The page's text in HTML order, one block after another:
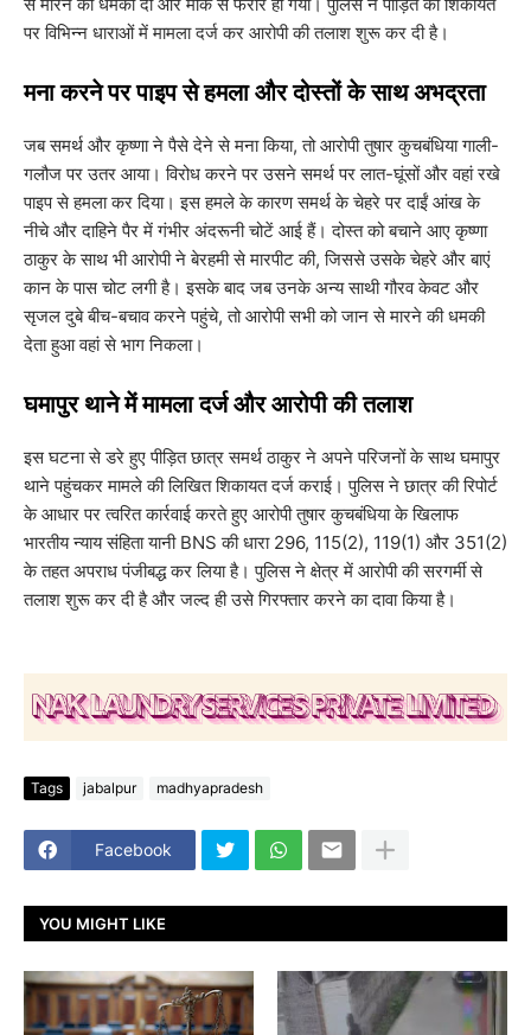
से मारने की धमकी दी और मौके से फरार हो गया। पुलिस ने पीड़ित की शिकायत
पर विभिन्न धाराओं में मामला दर्ज कर आरोपी की तलाश शुरू कर दी है।
​मना करने पर पाइप से हमला और दोस्तों के साथ अभद्रता
​जब समर्थ और कृष्णा ने पैसे देने से मना किया, तो आरोपी तुषार कुचबंधिया गाली-
गलौज पर उतर आया। विरोध करने पर उसने समर्थ पर लात-घूंसों और वहां रखे
पाइप से हमला कर दिया। इस हमले के कारण समर्थ के चेहरे पर दाईं आंख के
नीचे और दाहिने पैर में गंभीर अंदरूनी चोटें आई हैं। दोस्त को बचाने आए कृष्णा
ठाकुर के साथ भी आरोपी ने बेरहमी से मारपीट की, जिससे उसके चेहरे और बाएं
कान के पास चोट लगी है। इसके बाद जब उनके अन्य साथी गौरव केवट और
सृजल दुबे बीच-बचाव करने पहुंचे, तो आरोपी सभी को जान से मारने की धमकी
देता हुआ वहां से भाग निकला।
​घमापुर थाने में मामला दर्ज और आरोपी की तलाश
​इस घटना से डरे हुए पीड़ित छात्र समर्थ ठाकुर ने अपने परिजनों के साथ घमापुर
थाने पहुंचकर मामले की लिखित शिकायत दर्ज कराई। पुलिस ने छात्र की रिपोर्ट
के आधार पर त्वरित कार्रवाई करते हुए आरोपी तुषार कुचबंधिया के खिलाफ
भारतीय न्याय संहिता यानी BNS की धारा 296, 115(2), 119(1) और 351(2)
के तहत अपराध पंजीबद्ध कर लिया है। पुलिस ने क्षेत्र में आरोपी की सरगर्मी से
तलाश शुरू कर दी है और जल्द ही उसे गिरफ्तार करने का दावा किया है।
Tags jabalpur madhyapradesh
Facebook
YOU MIGHT LIKE